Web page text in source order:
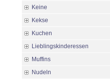
Keine
Kekse
Kuchen
Lieblingskinderessen
Muffins
Nudeln